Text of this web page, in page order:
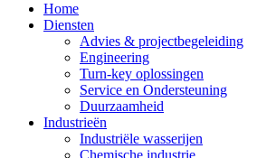
Home
Diensten
Advies & projectbegeleiding
Engineering
Turn-key oplossingen
Service en Ondersteuning
Duurzaamheid
Industrieën
Industriële wasserijen
Chemische industrie